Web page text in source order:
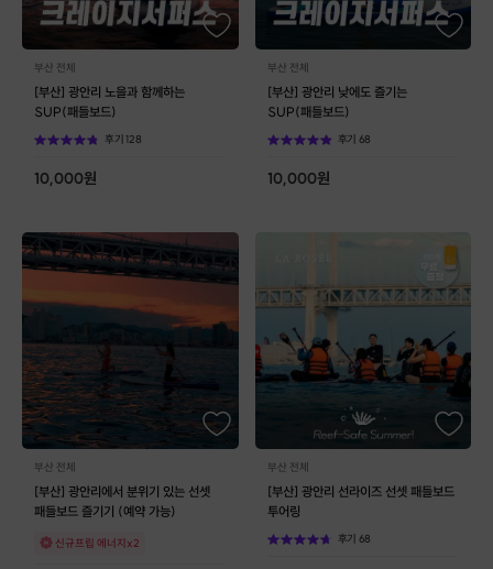
부산 전체
[부산] 광안리 노을과 함께하는
SUP(패들보드)
후기128
10,000원
부산 전체
[부산] 광안리 낮에도 즐기는
SUP(패들보드)
후기 68
10,000원
부산 전체
[부산] 광안리에서 분위기 있는 선셋
패들보드 즐기기 (예약 가능)
신규프립 에너지x2
부산 전체
[부산] 광안리 선라이즈 선셋 패들보드
투어링
후기 68